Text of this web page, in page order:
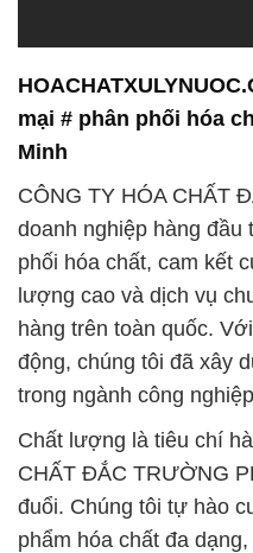
mại # phân phối hóa
Minh
CÔNG TY HÓA CHẤT
doanh nghiệp hàng đầu
phối hóa chất, cam kết
lượng cao và dịch vụ
hàng trên toàn quốc.
động, chúng tôi đã xây
trong ngành công
Chất lượng là tiêu chí
CHẤT ĐẮC TRƯỜNG
đuổi. Chúng tôi tự hào
phẩm hóa chất đa